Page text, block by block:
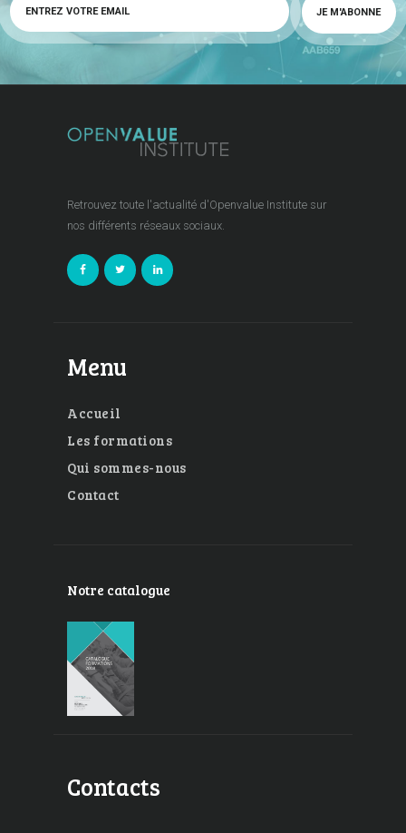
Retrouvez toute l'actualité d'Openvalue Institute sur
nos différents réseaux sociaux.
Menu
Accueil
Les formations
Qui sommes-nous
Contact
Notre catalogue
Contacts